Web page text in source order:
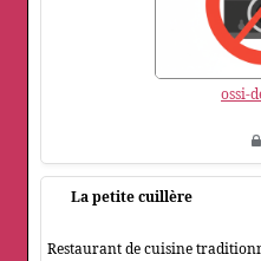
ossi-
La petite cuillère
Restaurant de cuisine